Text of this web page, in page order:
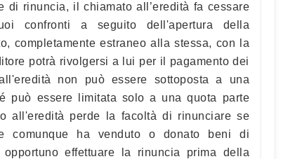
di rinuncia, il chiamato all’eredità fa cessare
confronti a seguito dell'apertura della
completamente estraneo alla stessa, con la
potrà rivolgersi a lui per il pagamento dei
non può essere sottoposta a una
può essere limitata solo a una quota parte
all'eredità perde la facoltà di rinunciare se
comunque ha venduto o donato beni di
effettuare la rinuncia prima della